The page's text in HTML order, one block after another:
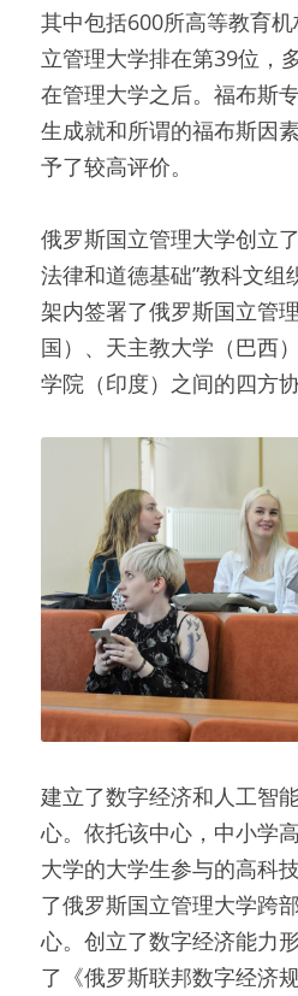
其中包括600所高等教育
立管理大学排在第39位，
在管理大学之后。福布斯
生成就和所谓的福布斯因
予了较高评价。
俄罗斯国立管理大学创立
法律和道德基础”教科文组
架内签署了俄罗斯国立管
国）、天主教大学（巴西
学院（印度）之间的四方协
建立了数字经济和人工智
心。依托该中心，中小学
大学的大学生参与的高科
了俄罗斯国立管理大学跨
心。创立了数字经济能力
了《俄罗斯联邦数字经济